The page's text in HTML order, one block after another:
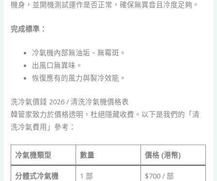
機身，並開機測試運作是否正常，確保無異音且冷度足夠。
完成標準：
冷氣機內部無油垢、無霉斑。
出風口無異味。
恢復應有的風力與製冷效能。
洗冷氣價錢 2026 / 清洗冷氣機價格表
韓管家致力於價格透明，杜絕隱藏收費。以下是我們的「清
洗冷氣費用」參考：
冷氣機類型 數量 價格 (港幣)
分體式冷氣機 1 部 $700 / 部